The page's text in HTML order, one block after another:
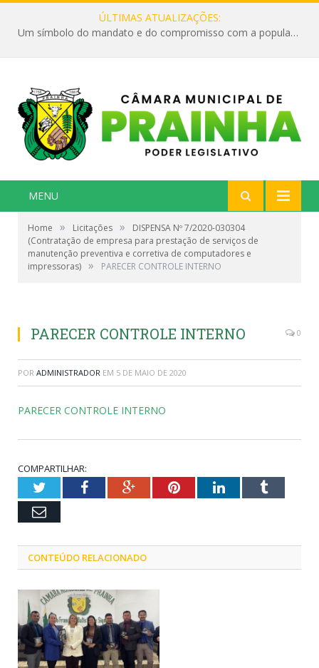
ÚLTIMAS ATUALIZAÇÕES:
Um símbolo do mandato e do compromisso com a população
MENU
Home » Licitações »
DISPENSA Nº 7/2020-030304
(Contratação de empresa para prestação de serviços de
manutenção preventiva e corretiva de computadores e
impressoras) » PARECER CONTROLE INTERNO
PARECER CONTROLE INTERNO 0
POR ADMINISTRADOR EM 5 DE MAIO DE 2020
PARECER CONTROLE INTERNO
COMPARTILHAR:
TwitterFacebookGoogle+PinterestLinkedInTumblr
Email
CONTEÚDO RELACIONADO